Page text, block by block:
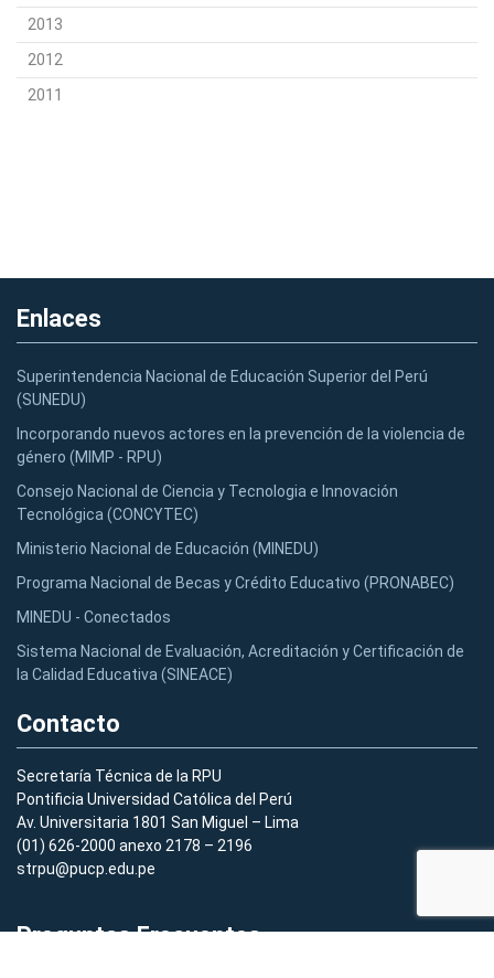
2013
2012
2011
Enlaces
Superintendencia Nacional de Educación Superior del Perú
(SUNEDU)
Incorporando nuevos actores en la prevención de la violencia de
género (MIMP - RPU)
Consejo Nacional de Ciencia y Tecnologia e Innovación
Tecnológica (CONCYTEC)
Ministerio Nacional de Educación (MINEDU)
Programa Nacional de Becas y Crédito Educativo (PRONABEC)
MINEDU - Conectados
Sistema Nacional de Evaluación, Acreditación y Certificación de
la Calidad Educativa (SINEACE)
Contacto
Secretaría Técnica de la RPU
Pontificia Universidad Católica del Perú
Av. Universitaria 1801 San Miguel – Lima
(01) 626-2000 anexo 2178 – 2196
strpu@pucp.edu.pe
Preguntas Frecuentes